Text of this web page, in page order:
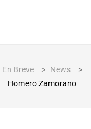
En Breve > News
>
Homero Zamorano